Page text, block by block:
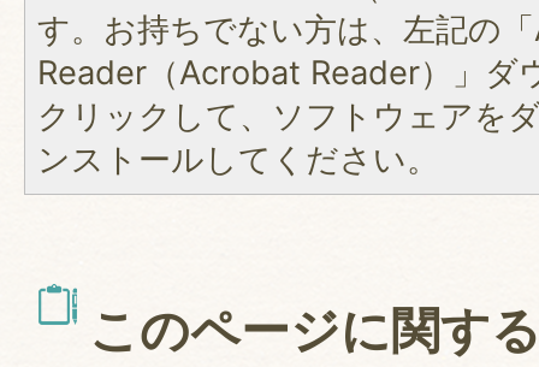
す。お持ちでない方は、左記の
Reader（Acrobat Reader）」ダ
クリックして、ソフトウェアを
ンストールしてください。
このページに関す